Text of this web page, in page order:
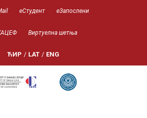
еСтудент еЗапослени
Виртуелна шетња
ЋИР / LAT / ENG